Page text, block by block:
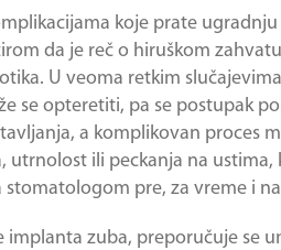
koje prate
da je reč o hiruškom
U veoma retkim
se opteretiti, pa se postupak
a komplikovan proces
utrnolost ili peckanja na
stomatologom pre, za vreme i
implanta zuba, preporučuje se